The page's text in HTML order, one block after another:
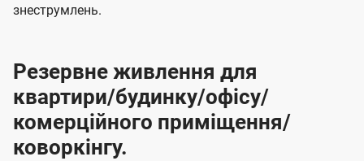
знеструмлень.
Резервне живлення для
квартири/будинку/офісу/
комерційного приміщення/
коворкінгу.